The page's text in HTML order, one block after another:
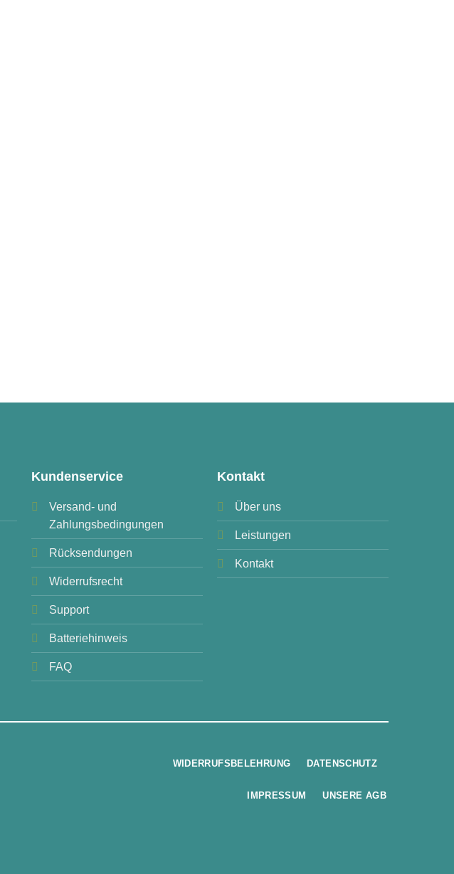
Kundenservice
Versand- und
Zahlungsbedingungen
Rücksendungen
Widerrufsrecht
Support
Batteriehinweis
FAQ
Kontakt
Über uns
Leistungen
Kontakt
WIDERRUFSBELEHRUNG DATENSCHUTZ
IMPRESSUM UNSERE AGB